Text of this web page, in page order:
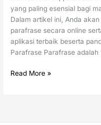
yang paling esensial bagi
Dalam artikel ini, Anda
parafrase secara online
aplikasi terbaik beserta
Parafrase Parafrase
Read More »